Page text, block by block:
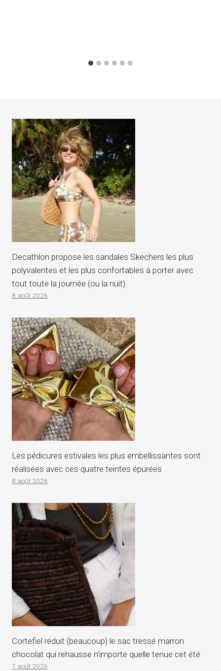
Decathlon propose les sandales Skechers les plus
polyvalentes et les plus confortables à porter avec
tout toute la journée (ou la nuit).
8 août 2026
Les pédicures estivales les plus embellissantes sont
réalisées avec ces quatre teintes épurées
8 août 2026
Cortefiel réduit (beaucoup) le sac tressé marron
chocolat qui rehausse n’importe quelle tenue cet été
7 août 2026